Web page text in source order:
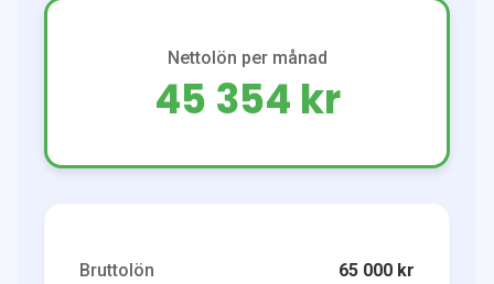
Nettolön per månad
45 354 kr
Bruttolön 65 000 kr